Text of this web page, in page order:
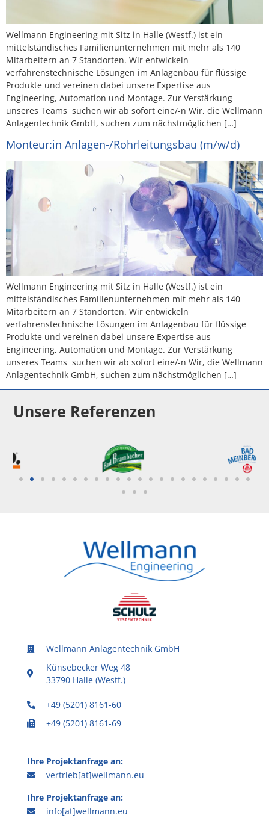
Wellmann Engineering mit Sitz in Halle (Westf.) ist ein
mittelständisches Familienunternehmen mit mehr als 140
Mitarbeitern an 7 Standorten. Wir entwickeln
verfahrenstechnische Lösungen im Anlagenbau für flüssige
Produkte und vereinen dabei unsere Expertise aus
Engineering, Automation und Montage. Zur Verstärkung
unseres Teams suchen wir ab sofort eine/-n Wir, die Wellmann
Anlagentechnik GmbH, suchen zum nächstmöglichen […]
Monteur:in Anlagen-/Rohrleitungsbau (m/w/d)
Wellmann Engineering mit Sitz in Halle (Westf.) ist ein
mittelständisches Familienunternehmen mit mehr als 140
Mitarbeitern an 7 Standorten. Wir entwickeln
verfahrenstechnische Lösungen im Anlagenbau für flüssige
Produkte und vereinen dabei unsere Expertise aus
Engineering, Automation und Montage. Zur Verstärkung
unseres Teams suchen wir ab sofort eine/-n Wir, die Wellmann
Anlagentechnik GmbH, suchen zum nächstmöglichen […]
Unsere Referenzen
Wellmann Anlagentechnik GmbH
Künsebecker Weg 48
33790 Halle (Westf.)
+49 (5201) 8161-60
+49 (5201) 8161-69
Ihre Projektanfrage an:
vertrieb[at]wellmann.eu
Ihre Projektanfrage an:
info[at]wellmann.eu